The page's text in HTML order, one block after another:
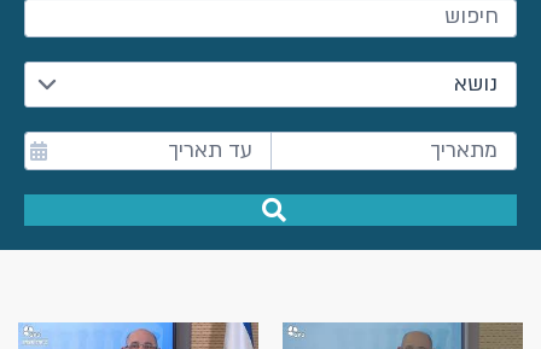
חיפוש
נושא